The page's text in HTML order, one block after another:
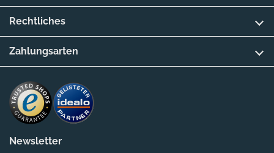
Newsletter
Rechtliches
Zahlungsarten